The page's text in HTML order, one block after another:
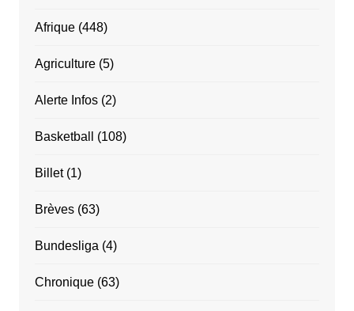
Afrique(448)
Agriculture(5)
Alerte Infos(2)
Basketball (108)
Billet(1)
Brèves(63)
Bundesliga (4)
Chronique(63)